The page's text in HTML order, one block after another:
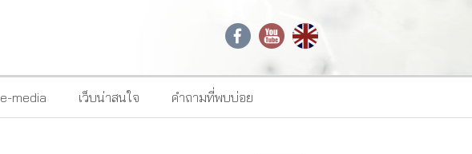
e-media เว็บน่าสนใจ คำถามที่พบบ่อย